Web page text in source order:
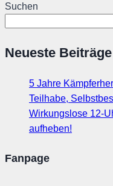
Suchen
Neueste Beiträge
5 Jahre
Teilhabe,
Wirkungslose 12-
aufheben!
Fanpage